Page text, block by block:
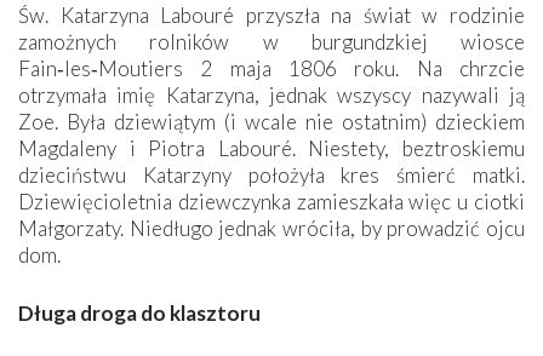
Św. Katarzyna Labouré przyszła na świat w rodzinie
zamożnych rolników w burgundzkiej wiosce
Fain‑les‑Moutiers 2 maja 1806 roku. Na chrzcie
otrzymała imię Katarzyna, jednak wszyscy nazywali ją
Zoe. Była dziewiątym (i wcale nie ostatnim) dzieckiem
Magdaleny i Piotra Labouré. Niestety, beztroskiemu
dzieciństwu Katarzyny położyła kres śmierć matki.
Dziewięcioletnia dziewczynka zamieszkała więc u ciotki
Małgorzaty. Niedługo jednak wróciła, by prowadzić ojcu
dom.
Długa droga do klasztoru